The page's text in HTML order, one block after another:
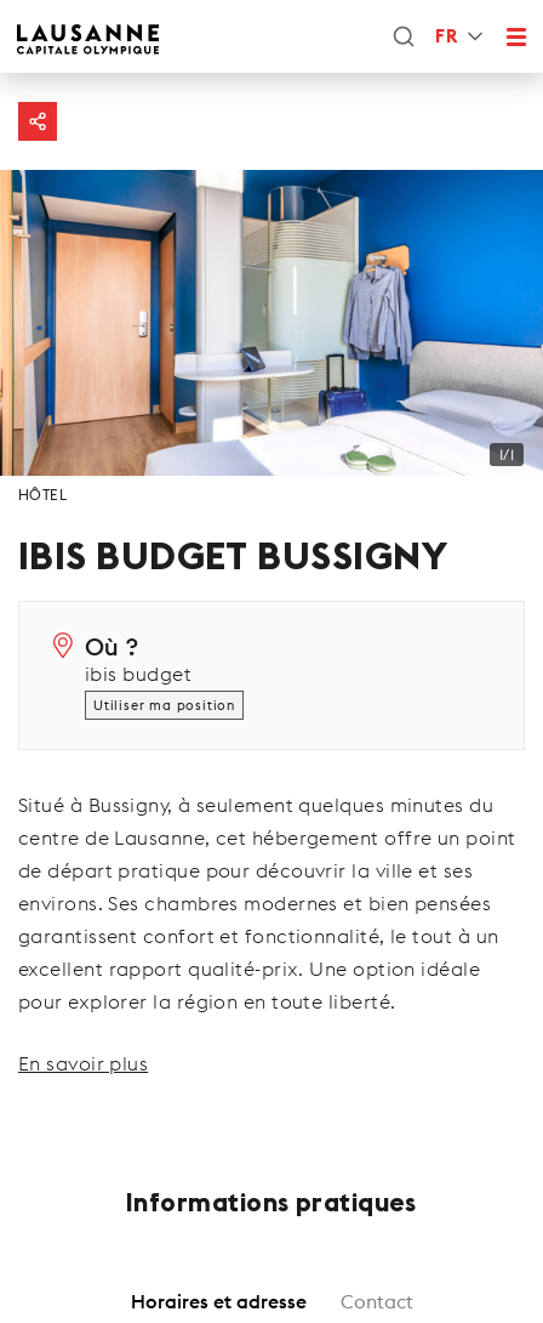
FR
1/1
HÔTEL
IBIS BUDGET BUSSIGNY
Où ?
ibis budget
Utiliser ma position
Situé à Bussigny, à seulement quelques minutes du
centre de Lausanne, cet hébergement offre un point
de départ pratique pour découvrir la ville et ses
environs. Ses chambres modernes et bien pensées
garantissent confort et fonctionnalité, le tout à un
excellent rapport qualité-prix. Une option idéale
pour explorer la région en toute liberté.
En savoir plus
Informations pratiques
Horaires et adresse Contact